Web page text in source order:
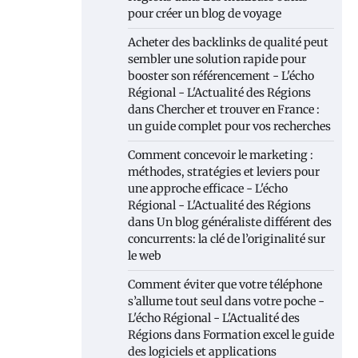
pour créer un blog de voyage
Acheter des backlinks de qualité peut
sembler une solution rapide pour
booster son référencement - L'écho
Régional - L'Actualité des Régions
dansChercher et trouver en France :
un guide complet pour vos recherches
Comment concevoir le marketing :
méthodes, stratégies et leviers pour
une approche efficace - L'écho
Régional - L'Actualité des Régions
dansUn blog généraliste différent des
concurrents: la clé de l’originalité sur
le web
Comment éviter que votre téléphone
s’allume tout seul dans votre poche -
L'écho Régional - L'Actualité des
RégionsdansFormation excel le guide
des logiciels et applications